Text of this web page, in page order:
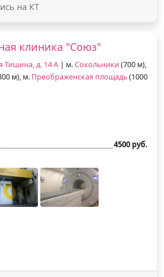
на КТ
клиника "Союз"
Тишина, д. 14 А | м.Сокольники (700 м),
м), м. Преображенская площадь(1000
4500 руб.